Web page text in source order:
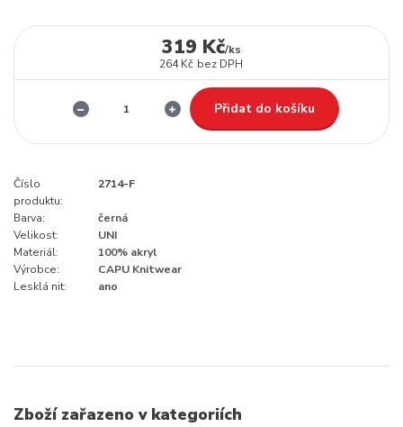
319 Kč/ks
264 Kč bez DPH
Přidat do košíku
Číslo
produktu:
2714-F
Barva:
černá
Velikost:
UNI
Materiál:
100% akryl
Výrobce:
CAPU Knitwear
Lesklá nit:
ano
Zboží zařazeno v kategoriích